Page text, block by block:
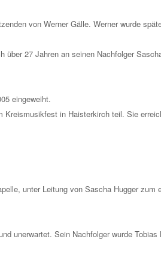
von Werner Gälle. Werner wurde
über 27 Jahren an seinen Nachfolger
eingeweiht.
in Haisterkirch teil. Sie
unter Leitung von Sascha Hugger
unerwartet. Sein Nachfolger wurde Tobias